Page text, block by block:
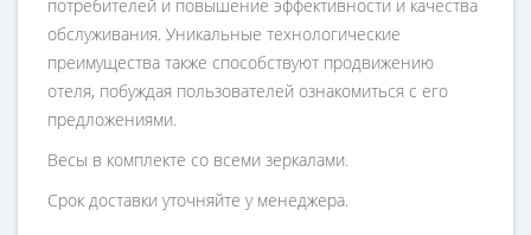
потребителей и повышение эффективности и качества
обслуживания. Уникальные технологические
преимущества также способствуют продвижению
отеля, побуждая пользователей ознакомиться с его
предложениями.
Весы в комплекте со всеми зеркалами.
Срок доставки уточняйте у менеджера.